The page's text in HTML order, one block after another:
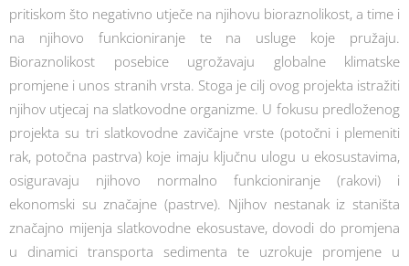
pritiskom što negativno utječe na njihovu bioraznolikost, a time i
na njihovo funkcioniranje te na usluge koje pružaju.
Bioraznolikost posebice ugrožavaju globalne klimatske
promjene i unos stranih vrsta. Stoga je cilj ovog projekta istražiti
njihov utjecaj na slatkovodne organizme. U fokusu predloženog
projekta su tri slatkovodne zavičajne vrste (potočni i plemeniti
rak, potočna pastrva) koje imaju ključnu ulogu u ekosustavima,
osiguravaju njihovo normalno funkcioniranje (rakovi) i
ekonomski su značajne (pastrve). Njihov nestanak iz staništa
značajno mijenja slatkovodne ekosustave, dovodi do promjena
u dinamici transporta sedimenta te uzrokuje promjene u